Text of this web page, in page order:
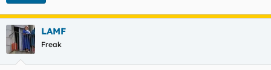
LAMF
Freak